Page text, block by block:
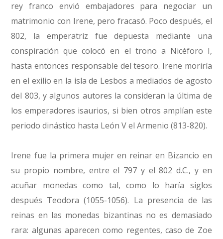
rey franco envió embajadores para negociar un
matrimonio con Irene, pero fracasó. Poco después, el
802, la emperatriz fue depuesta mediante una
conspiración que colocó en el trono a Nicéforo I,
hasta entonces responsable del tesoro. Irene moriría
en el exilio en la isla de Lesbos a mediados de agosto
del 803, y algunos autores la consideran la última de
los emperadores isaurios, si bien otros amplían este
periodo dinástico hasta León V el Armenio (813-820).
Irene fue la primera mujer en reinar en Bizancio en
su propio nombre, entre el 797 y el 802 d.C., y en
acuñar monedas como tal, como lo haría siglos
después Teodora (1055-1056). La presencia de las
reinas en las monedas bizantinas no es demasiado
rara: algunas aparecen como regentes, caso de Zoe